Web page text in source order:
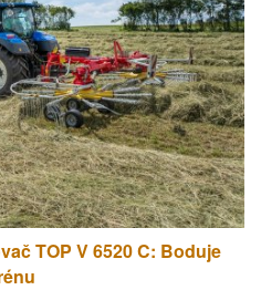
TOP V 6520 C: Boduje